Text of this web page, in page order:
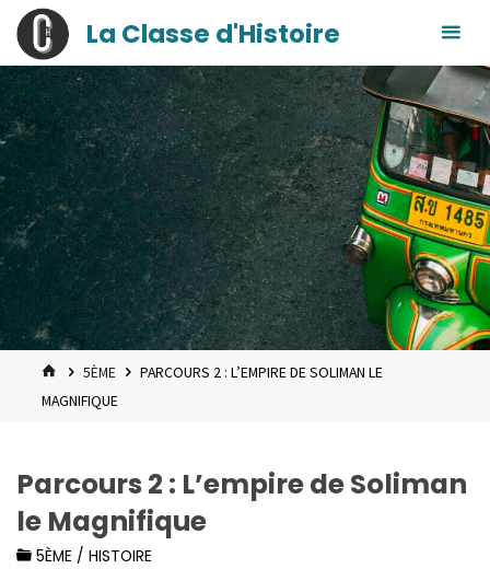
Skip
content
principal
La Classe d'Histoire
HOME5ÈME
PARCOURS 2 : L’EMPIRE DE SOLIMAN LE
MAGNIFIQUE
Parcours 2 : L’empire de Soliman
le Magnifique
5ÈME / HISTOIRE